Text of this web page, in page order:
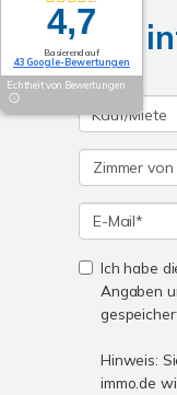
Wir
Ich habe
Angaben
Hinweis:
immo.de
4,7
Basierend auf
43 Google-Bewertungen
Echtheit von Bewertungen